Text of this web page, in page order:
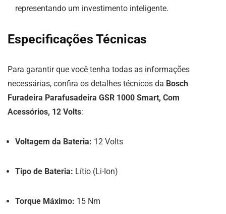
representando um investimento inteligente.
Especificações Técnicas
Para garantir que você tenha todas as informações
necessárias, confira os detalhes técnicos da Bosch
Furadeira Parafusadeira GSR 1000 Smart, Com
Acessórios, 12 Volts:
Voltagem da Bateria: 12 Volts
Tipo de Bateria: Lítio (Li-Ion)
Torque Máximo: 15 Nm